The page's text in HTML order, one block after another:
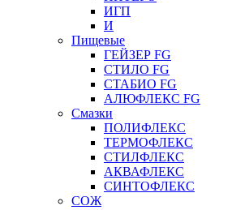
ИГП
И
Пищевые
ГЕЙЗЕР FG
СТИЛО FG
СТАБИО FG
АЛЮФЛЕКС FG
Смазки
ПОЛИФЛЕКС
ТЕРМОФЛЕКС
СТИЛФЛЕКС
АКВАФЛЕКС
СИНТОФЛЕКС
СОЖ